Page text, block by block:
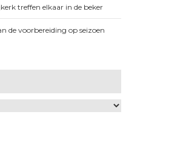
treffen elkaar in de beker
de voorbereiding op seizoen